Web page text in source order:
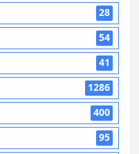
28
54
41
1286
400
95